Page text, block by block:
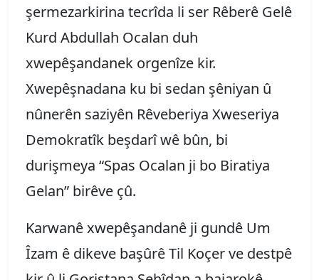
şermezarkirina tecrîda li ser Rêberê Gelê
Kurd Abdullah Ocalan duh
xwepêşandanek orgenîze kir.
Xwepêşnadana ku bi sedan şêniyan û
nûnerên saziyên Rêveberiya Xweseriya
Demokratîk beşdarî wê bûn, bi
durişmeya “Spas Ocalan ji bo Biratiya
Gelan” birêve çû.
Karwanê xwepêşandanê ji gundê Um
Îzam ê dikeve başûrê Til Koçer ve destpê